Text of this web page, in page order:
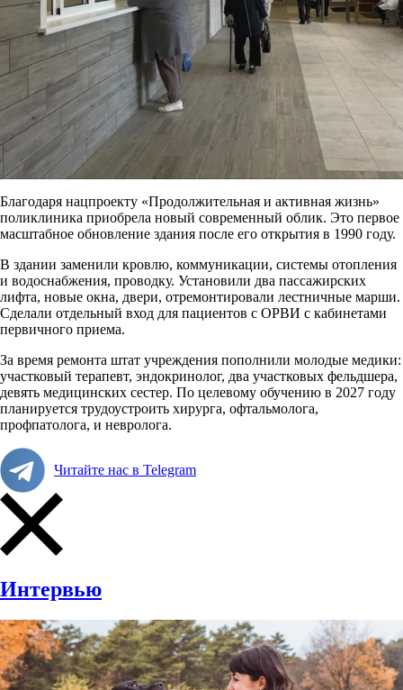
Благодаря нацпроекту «Продолжительная и активная жизнь»
поликлиника приобрела новый современный облик. Это первое
масштабное обновление здания после его открытия в 1990 году.
В здании заменили кровлю, коммуникации, системы отопления
и водоснабжения, проводку. Установили два пассажирских
лифта, новые окна, двери, отремонтировали лестничные марши.
Сделали отдельный вход для пациентов с ОРВИ с кабинетами
первичного приема.
За время ремонта штат учреждения пополнили молодые медики:
участковый терапевт, эндокринолог, два участковых фельдшера,
девять медицинских сестер. По целевому обучению в 2027 году
планируется трудоустроить хирурга, офтальмолога,
профпатолога, и невролога.
Читайте нас в Telegram
Интервью